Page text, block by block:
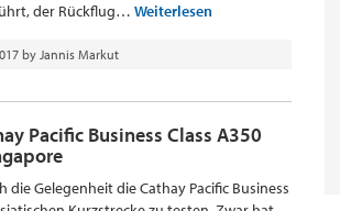
der Rückflug… Weiterlesen
by Jannis Markut
Pacific Business Class A350
die Gelegenheit die Cathay Pacific Business